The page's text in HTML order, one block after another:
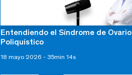
Entendiendo el Síndrome de Ovario
Poliquístico
18 mayo 2026 - 35min 14s